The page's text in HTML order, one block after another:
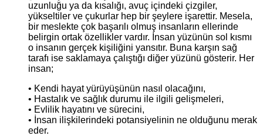
uzunluğu ya da kısalığı, avuç içindeki çizgiler,
yükseltiler ve çukurlar hep bir şeylere işarettir. Mesela,
bir meslekte çok başarılı olmuş insanların ellerinde
belirgin ortak özellikler vardır. İnsan yüzünün sol kısmı
o insanın gerçek kişiliğini yansıtır. Buna karşın sağ
tarafı ise saklamaya çalıştığı diğer yüzünü gösterir. Her
insan;
• Kendi hayat yürüyüşünün nasıl olacağını,
• Hastalık ve sağlık durumu ile ilgili gelişmeleri,
• Evlilik hayatını ve sürecini,
• İnsan ilişkilerindeki potansiyelinin ne olduğunu merak
eder.